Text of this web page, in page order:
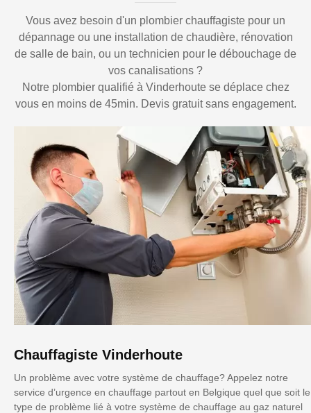
Vous avez besoin d'un plombier chauffagiste pour un
dépannage ou une installation de chaudière, rénovation
de salle de bain, ou un technicien pour le débouchage de
vos canalisations ?
Notre plombier qualifié à Vinderhoute se déplace chez
vous en moins de 45min. Devis gratuit sans engagement.
Chauffagiste Vinderhoute
Un problème avec votre système de chauffage? Appelez notre
service d’urgence en chauffage partout en Belgique quel que soit le
type de problème lié à votre système de chauffage au gaz naturel